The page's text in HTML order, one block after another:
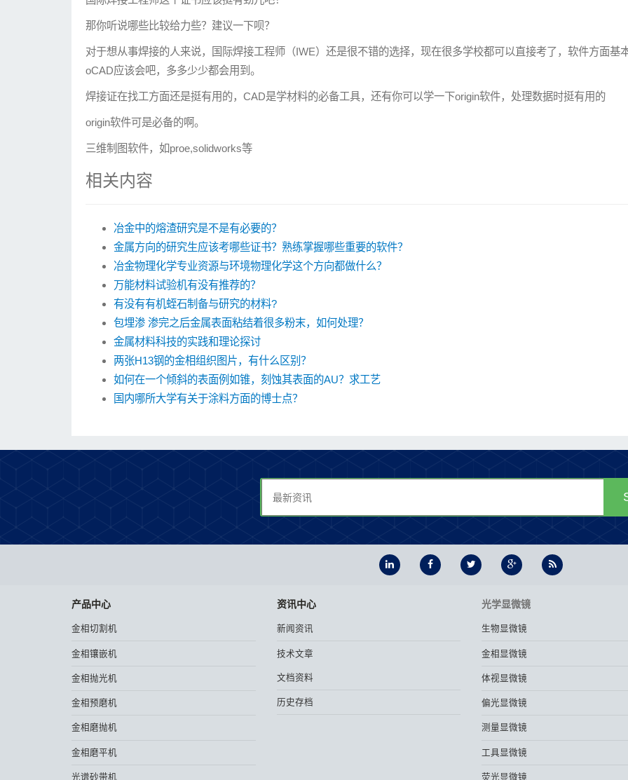
那你听说哪些比较给力些？建议一下呗？
对于想从事焊接的人来说，国际焊接工程师（IWE）还是很不错的选择，现在很多学校都可以直接考了，软件方面基
oCAD应该会吧，多多少少都会用到。
焊接证在找工方面还是挺有用的，CAD是学材料的必备工具，还有你可以学一下origin软件，处理数据时挺有用的
origin软件可是必备的啊。
三维制图软件，如proe,solidworks等
相关内容
冶金中的熔渣研究是不是有必要的？
金属方向的研究生应该考哪些证书？熟练掌握哪些重要的软件？
冶金物理化学专业资源与环境物理化学这个方向都做什么？
万能材料试验机有没有推荐的？
有没有有机蛭石制备与研究的材料?
包埋渗 渗完之后金属表面粘结着很多粉末，如何处理？
金属材料科技的实践和理论探讨
两张H13钢的金相组织图片，有什么区别？
如何在一个倾斜的表面例如锥，刻蚀其表面的AU？求工艺
国内哪所大学有关于涂料方面的博士点？
产品中心
金相切割机
金相镶嵌机
金相抛光机
金相预磨机
金相磨抛机
金相磨平机
光谱砂带机
资讯中心
新闻资讯
技术文章
文档资料
历史存档
光学显微镜
生物显微镜
金相显微镜
体视显微镜
偏光显微镜
测量显微镜
工具显微镜
荧光显微镜